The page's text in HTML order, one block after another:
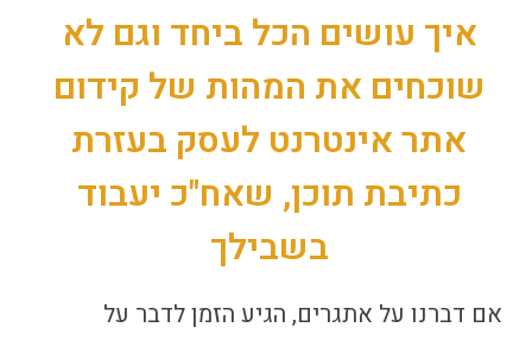
איך עושים הכל ביחד וגם לא
שוכחים את המהות של קידום
אתר אינטרנט לעסק בעזרת
כתיבת תוכן, שאח"כ יעבוד
בשבילך
אם דברנו על אתגרים, הגיע הזמן לדבר על